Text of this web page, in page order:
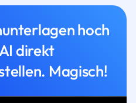
hoch
direkt
Magisch!